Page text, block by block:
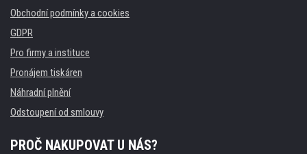
Obchodní podmínky a cookies
GDPR
Pro firmy a instituce
Pronájem tiskáren
Náhradní plnění
Odstoupení od smlouvy
PROČ NAKUPOVAT U NÁS?